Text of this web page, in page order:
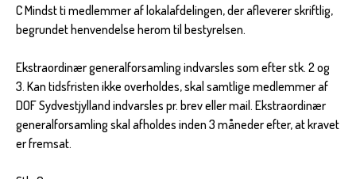
C Mindst ti medlemmer af lokalafdelingen, der afleverer skriftlig,
begrundet henvendelse herom til bestyrelsen.
Ekstraordinær generalforsamling indvarsles som efter stk. 2 og
3. Kan tidsfristen ikke overholdes, skal samtlige medlemmer af
DOF Sydvestjylland indvarsles pr. brev eller mail. Ekstraordinær
generalforsamling skal afholdes inden 3 måneder efter, at kravet
er fremsat.